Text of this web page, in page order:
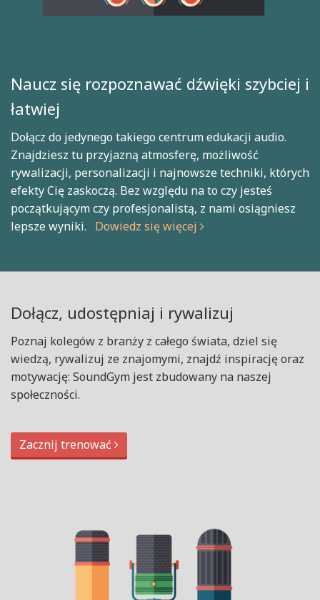
Naucz się rozpoznawać dźwięki szybciej i
łatwiej
Dołącz do jedynego takiego centrum edukacji audio.
Znajdziesz tu przyjazną atmosferę, możliwość
rywalizacji, personalizacji i najnowsze techniki, których
efekty Cię zaskoczą. Bez względu na to czy jesteś
początkującym czy profesjonalistą, z nami osiągniesz
lepsze wyniki. Dowiedz się więcej
Dołącz, udostępniaj i rywalizuj
Poznaj kolegów z branży z całego świata, dziel się
wiedzą, rywalizuj ze znajomymi, znajdź inspirację oraz
motywację: SoundGym jest zbudowany na naszej
społeczności.
Zacznij trenować